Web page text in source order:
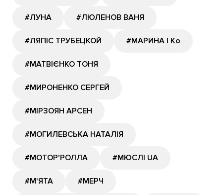
#ЛУНА #ЛЮЛЕНОВ ВАНЯ
#ЛЯПІС ТРУБЕЦКОЙ #МАРИНА І Ко
#МАТВІЄНКО ТОНЯ
#МИРОНЕНКО СЕРГЕЙ
#МІРЗОЯН АРСЕН
#МОГИЛЕВСЬКА НАТАЛІЯ
#МОТОР'РОЛЛА #МЮСЛІ UA
#М'ЯТА #МЕРЧ